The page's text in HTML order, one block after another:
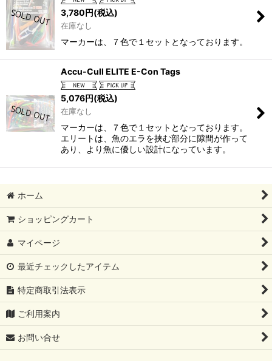
3,780円(税込)
在庫なし
マーカーは、７色で１セットとなっております。
Accu-Cull ELITE E-Con Tags
5,076円(税込)
在庫なし
マーカーは、７色で１セットとなっております。
エリートは、魚のエラを挟む部分に隙間が作って
あり、より魚に優しい設計になっています。
ホーム
ショッピングカート
マイページ
最近チェックしたアイテム
特定商取引法表示
ご利用案内
お問い合せ